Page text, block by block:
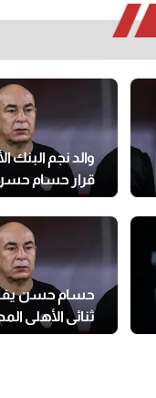
والد نجم البنك
قرار حسام
نجله
حسام حسن
ثنائي الأهلي
قائمة المونديال